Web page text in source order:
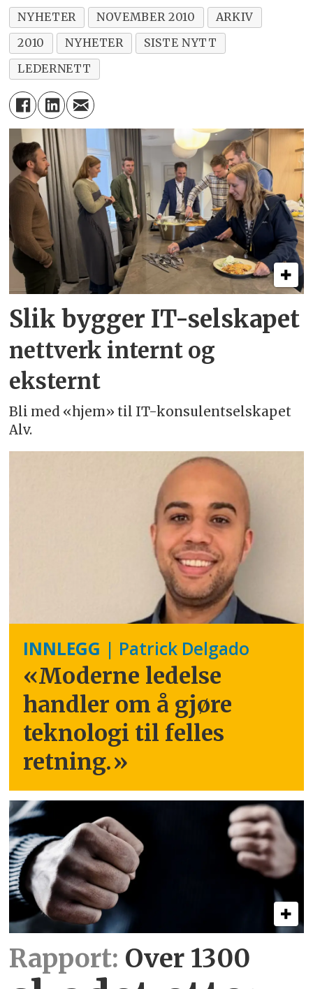
NYHETER NOVEMBER 2010
ARKIV
2010
NYHETER
SISTE NYTT
LEDERNETT
Slik bygger IT-selskapet
nettverk internt og
eksternt
Bli med «hjem» til IT-konsulentselskapet
Alv.
INNLEGG | Patrick Delgado
«Moderne ledelse
handler om å gjøre
teknologi til felles
retning.»
Rapport: Over 1300